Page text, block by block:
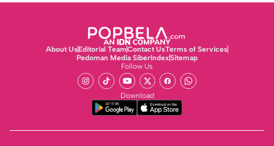
About UsEditorial TeamContact UsTerms of Services
Pedoman Media SiberIndexSitemap
Follow Us
Download